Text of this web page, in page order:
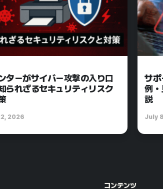
ターがサイバー攻撃の入り口
られざるセキュリティリスク
2026
サ
例
説
July
コンテンツ